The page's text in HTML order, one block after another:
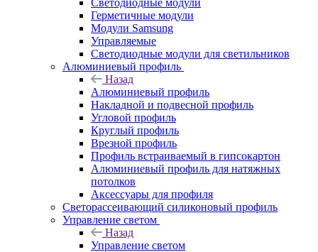
Светодиодные модули
Герметичные модули
Модули Samsung
Управляемые
Светодиодные модули для светильников
Алюминиевый профиль
Назад
Алюминиевый профиль
Накладной и подвесной профиль
Угловой профиль
Круглый профиль
Врезной профиль
Профиль встраиваемый в гипсокартон
Алюминиевый профиль для натяжных
потолков
Аксессуары для профиля
Светорассеивающий силиконовый профиль
Управление светом
Назад
Управление светом